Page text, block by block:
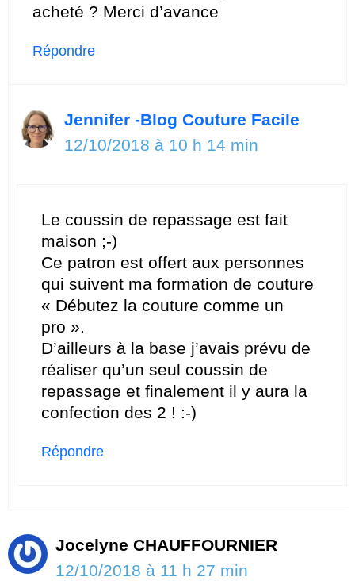
acheté ? Merci d’avance
Répondre
Jennifer -Blog Couture Facile
12/10/2018 à 10 h 14 min
Le coussin de repassage est fait
maison ;-)
Ce patron est offert aux personnes
qui suivent ma formation de couture
« Débutez la couture comme un
pro ».
D’ailleurs à la base j’avais prévu de
réaliser qu’un seul coussin de
repassage et finalement il y aura la
confection des 2 ! :-)
Répondre
Jocelyne CHAUFFOURNIER
12/10/2018 à 11 h 27 min